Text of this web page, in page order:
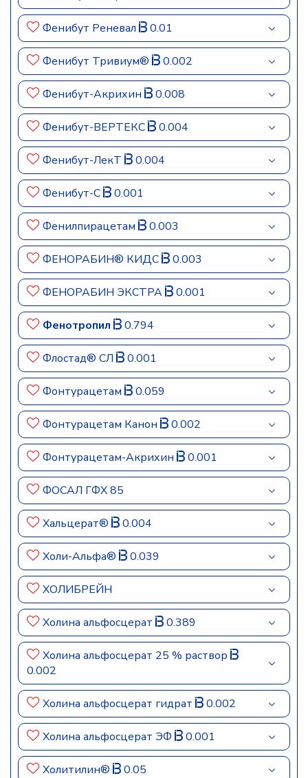
Фенибут Реневал 0.01
Фенибут Тривиум® 0.002
Фенибут-Акрихин 0.008
Фенибут-ВЕРТЕКС 0.004
Фенибут-ЛекТ 0.004
Фенибут-С 0.001
Фенилпирацетам 0.003
ФЕНОРАБИН® КИДС 0.003
ФЕНОРАБИН ЭКСТРА 0.001
Фенотропил 0.794
Флостад® СЛ 0.001
Фонтурацетам 0.059
Фонтурацетам Канон 0.002
Фонтурацетам-Акрихин 0.001
ФОСАЛ ГФХ 85
Хальцерат® 0.004
Холи-Альфа® 0.039
ХОЛИБРЕЙН
Холина альфосцерат 0.389
Холина альфосцерат 25 % раствор
0.002
Холина альфосцерат гидрат 0.002
Холина альфосцерат ЭФ 0.001
Холитилин® 0.05